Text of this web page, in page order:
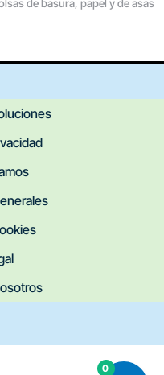
de basura, papel y de asas
0